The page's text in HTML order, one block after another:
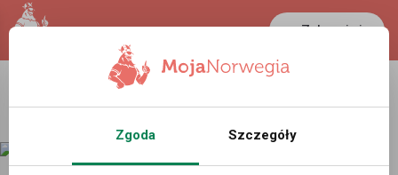
Zaloguj się
LANCASTER
33.1 °C 0.386 PLN
Zgoda Szczegóły